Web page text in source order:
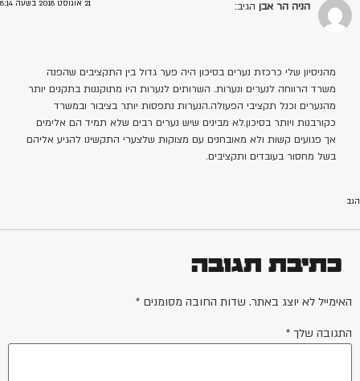
הניה הר אבן הגיב: 21 אוגוסט 2018 בשעה 8:14
מהניסיון שלי כרכזת נערים בסיכון היה פער גדול בין התקציבים שהפנה
משרד הרווחה לנערים ונערות. השרותים לנערות היו מתוקננות בתקנים יותר
מהנערים וכנל תקציבי הפעולה.הנערות נתפסות יותר בציבור ובמשרד
כקורבנות ויותר בסיכון.לא מבינים שיש נערים רבים שלא תמיד הם אלימים
אך פגועים קשות ולא מאובחנים עם מצוקות שלצערי התקשינו להגיע אליהם
בשל מחסור בעובדים ותקציבים.
הגב
כתיבת תגובה
האימייל לא יוצג באתר. שדות החובה מסומנים *
התגובה שלך *